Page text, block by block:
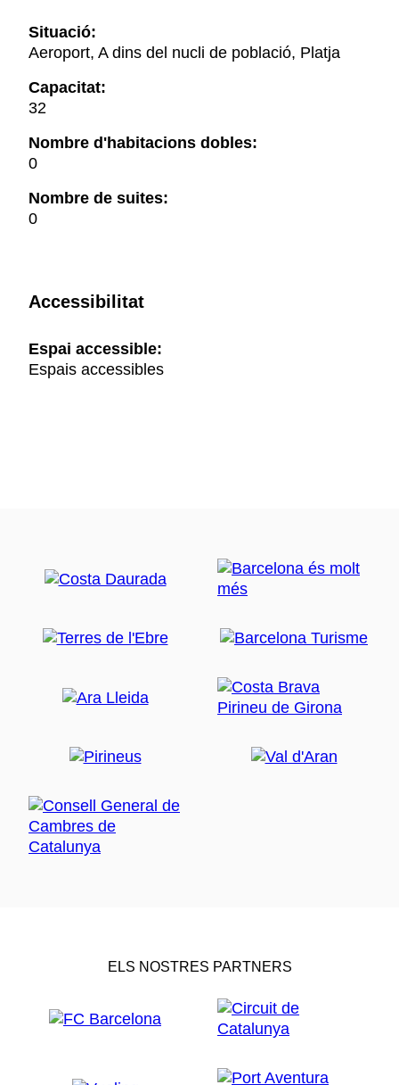
Situació:
Aeroport, A dins del nucli de població, Platja
Capacitat:
32
Nombre d'habitacions dobles:
0
Nombre de suites:
0
Accessibilitat
Espai accessible:
Espais accessibles
ELS NOSTRES PARTNERS